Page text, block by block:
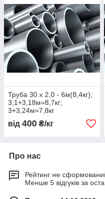
Труба 30 х 2,0 - 6м(8,4кг);
3,1+3,18м=8,7кг;
3+3,24м=7,8кг
від 400 ₴/кг
Про нас
Рейтинг не
Менше 5 відгуків за